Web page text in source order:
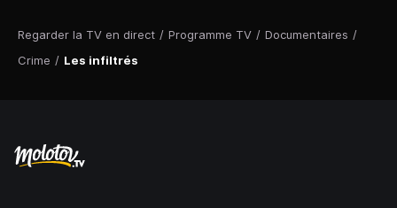
Regarder la TV en direct / Programme TV / Documentaires /
Crime / Les infiltrés